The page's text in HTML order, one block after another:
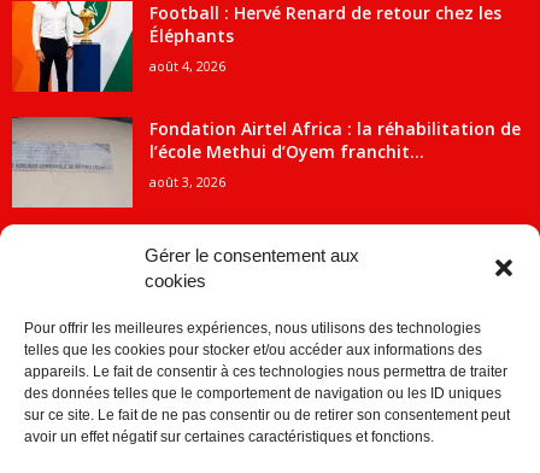
Gérer le consentement aux
cookies
Pour offrir les meilleures expériences, nous utilisons des technologies
telles que les cookies pour stocker et/ou accéder aux informations des
appareils. Le fait de consentir à ces technologies nous permettra de traiter
des données telles que le comportement de navigation ou les ID uniques
sur ce site. Le fait de ne pas consentir ou de retirer son consentement peut
avoir un effet négatif sur certaines caractéristiques et fonctions.
Football : Hervé Renard de retour chez les
Éléphants
août 4, 2026
Fondation Airtel Africa : la réhabilitation de
l’école Methui d’Oyem franchit...
août 3, 2026
ACTUALITES
Economie 2091
1840
Société